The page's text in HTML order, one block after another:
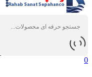
0